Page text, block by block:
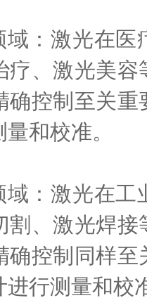
激光在医
疗、激光美
确控制至关
和校准。
激光在工
割、激光焊
确控制同样
进行测量和校